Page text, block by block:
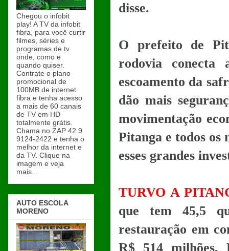
disse.
O prefeito de
rodovia
escoamento da
dão mais
movimentação
Pitanga e todos
esses grandes
TURVO A
que tem 45,5
restauração em
R$ 514 milhões.
Chegou o infobit
play! A TV da infobit
fibra, para você curtir
filmes, séries e
programas de tv
onde, como e
quando quiser.
Contrate o plano
promocional de
100MB de internet
fibra e tenha acesso
a mais de 60 canais
de TV em HD
totalmente grátis.
Chama no ZAP 42 9
9124-2422 e tenha o
melhor da internet e
da TV. Clique na
imagem e veja
mais...
AUTO ESCOLA
MORENO